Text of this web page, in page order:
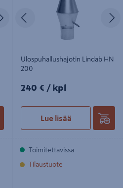
SeuraavaEdellinen
Ulospuhallushajotin Lindab HN
200
240€/kpl
240 € / kpl
Lue lisää
Toimitettavissa
Tilaustuote